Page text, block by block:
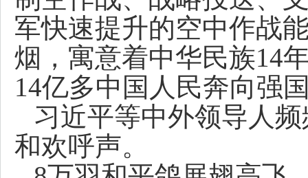
军快速提升的空中作战
烟，寓意着中华民族14
14亿多中国人民奔向强
习近平等中外领导人
和欢呼声。